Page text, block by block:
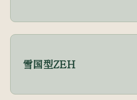
雪国型ZEH